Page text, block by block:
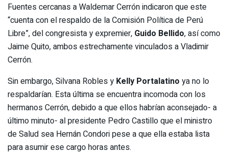
Fuentes cercanas a Waldemar Cerrón indicaron que este
“cuenta con el respaldo de la Comisión Política de Perú
Libre”, del congresista y expremier, Guido Bellido, así como
Jaime Quito, ambos estrechamente vinculados a Vladimir
Cerrón.
Sin embargo, Silvana Robles y Kelly Portalatino ya no lo
respaldarían. Esta última se encuentra incomoda con los
hermanos Cerrón, debido a que ellos habrían aconsejado- a
último minuto- al presidente Pedro Castillo que el ministro
de Salud sea Hernán Condori pese a que ella estaba lista
para asumir ese cargo horas antes.